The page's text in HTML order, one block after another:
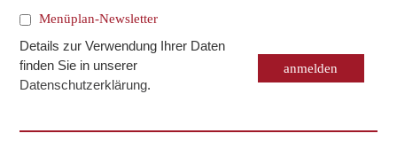
Menüplan-Newsletter
Details zur Verwendung Ihrer Daten
finden Sie in unserer
Datenschutzerklärung.